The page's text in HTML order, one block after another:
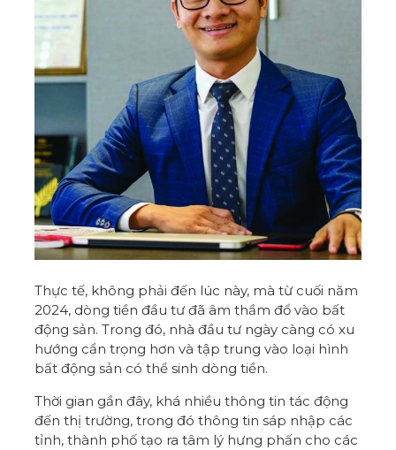
Thực tế, không phải đến lúc này, mà từ cuối năm
2024, dòng tiền đầu tư đã âm thầm đổ vào bất
động sản. Trong đó, nhà đầu tư ngày càng có xu
hướng cẩn trọng hơn và tập trung vào loại hình
bất động sản có thể sinh dòng tiền.
Thời gian gần đây, khá nhiều thông tin tác động
đến thị trường, trong đó thông tin sáp nhập các
tỉnh, thành phố tạo ra tâm lý hưng phấn cho các